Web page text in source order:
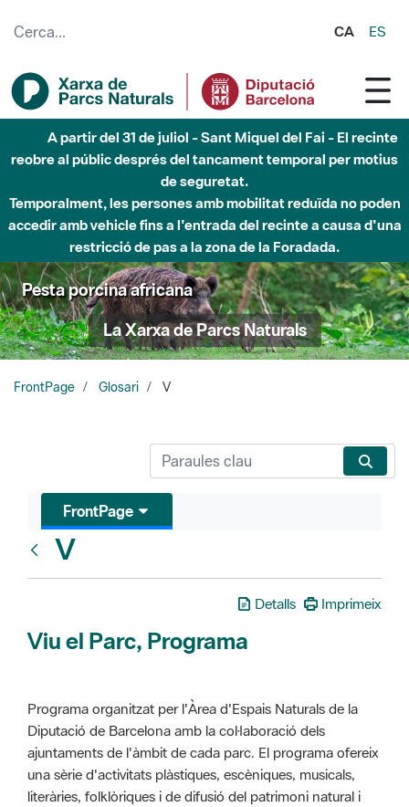
CA ES
A partir del 31 de juliol - Sant Miquel del Fai - El recinte
reobre al públic després del tancament temporal per motius
de seguretat.
Temporalment, les persones amb mobilitat reduïda no poden
accedir amb vehicle fins a l'entrada del recinte a causa d'una
restricció de pas a la zona de la Foradada.
Pesta porcina africana
La Xarxa de Parcs Naturals
FrontPage Glosari V
FrontPage
V
Detalls Imprimeix
Viu el Parc, Programa
Programa organitzat per l'Àrea d'Espais Naturals de la
Diputació de Barcelona amb la col·laboració dels
ajuntaments de l'àmbit de cada parc. El programa ofereix
una sèrie d'activitats plàstiques, escèniques, musicals,
literàries, folklòriques i de difusió del patrimoni natural i